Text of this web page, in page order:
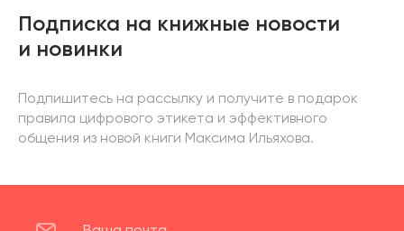
Подписка на книжные новости
и новинки
Подпишитесь на рассылку и получите в подарок
правила цифрового этикета и эффективного
общения из новой книги Максима Ильяхова.